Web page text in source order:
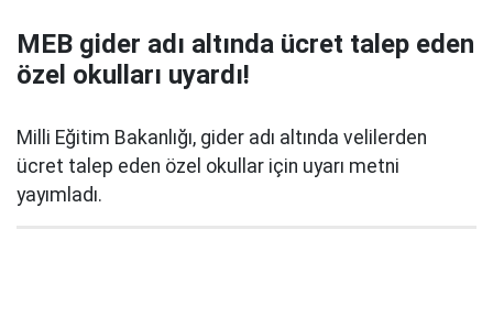
MEB gider adı altında ücret talep eden
özel okulları uyardı!
Milli Eğitim Bakanlığı, gider adı altında velilerden
ücret talep eden özel okullar için uyarı metni
yayımladı.